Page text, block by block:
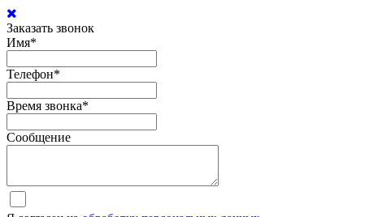
Заказать звонок
Имя*
Телефон*
Время звонка*
Сообщение